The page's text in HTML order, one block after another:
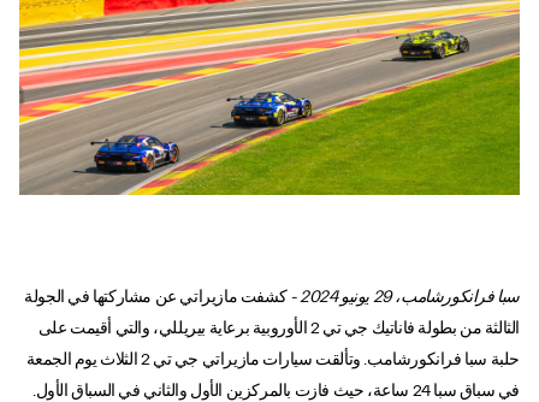
سبا فرانكورشامب، 29 يونيو 2024 -
كشفت مازيراتي عن مشاركتها في الجولة
الثالثة من بطولة فاناتيك جي تي 2 الأوروبية برعاية بيريللي، والتي أقيمت على
حلبة سبا فرانكورشامب. وتألقت سيارات مازيراتي جي تي 2 الثلاث يوم الجمعة
في سباق سبا 24 ساعة، حيث فازت بالمركزين الأول والثاني في السباق الأول.